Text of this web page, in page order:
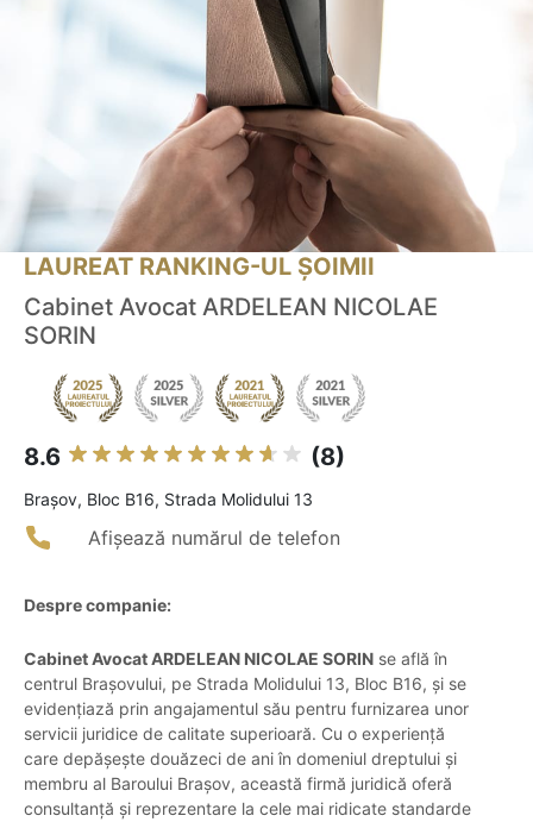
LAUREAT RANKING-UL ȘOIMII
Cabinet Avocat ARDELEAN NICOLAE
SORIN
8.6 (8)
Braşov, Bloc B16, Strada Molidului 13
Afișează numărul de telefon
Despre companie:
Cabinet Avocat ARDELEAN NICOLAE SORIN se află în
centrul Brașovului, pe Strada Molidului 13, Bloc B16, și se
evidențiază prin angajamentul său pentru furnizarea unor
servicii juridice de calitate superioară. Cu o experiență
care depășește douăzeci de ani în domeniul dreptului și
membru al Baroului Brașov, această firmă juridică oferă
consultanță și reprezentare la cele mai ridicate standarde